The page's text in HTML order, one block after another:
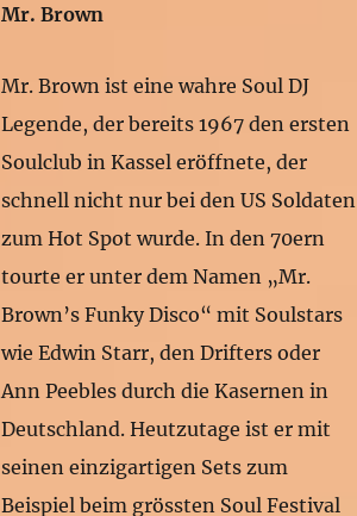
Mr. Brown
Mr. Brown ist eine wahre Soul DJ
Legende, der bereits 1967 den ersten
Soulclub in Kassel eröffnete, der
schnell nicht nur bei den US Soldaten
zum Hot Spot wurde. In den 70ern
tourte er unter dem Namen „Mr.
Brown’s Funky Disco“ mit Soulstars
wie Edwin Starr, den Drifters oder
Ann Peebles durch die Kasernen in
Deutschland. Heutzutage ist er mit
seinen einzigartigen Sets zum
Beispiel beim grössten Soul Festival